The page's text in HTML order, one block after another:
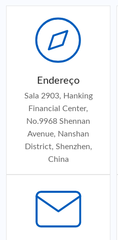
Endereço
Sala 2903, Hanking
Financial Center,
No.9968 Shennan
Avenue, Nanshan
District, Shenzhen,
China